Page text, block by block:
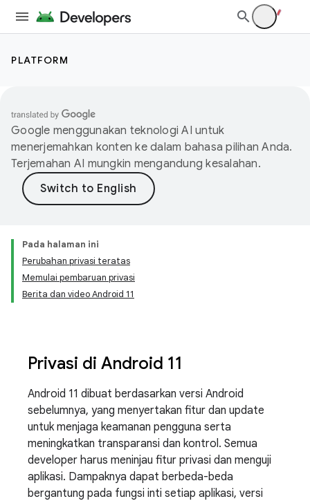
PLATFORM
Google menggunakan teknologi AI untuk
menerjemahkan konten ke dalam bahasa pilihan Anda.
Terjemahan AI mungkin mengandung kesalahan.
Pada halaman ini
Perubahan privasi teratas
Memulai pembaruan privasi
Berita dan video Android 11
Privasi di Android 11
Android 11 dibuat berdasarkan versi Android
sebelumnya, yang menyertakan fitur dan update
untuk menjaga keamanan pengguna serta
meningkatkan transparansi dan kontrol. Semua
developer harus meninjau fitur privasi dan menguji
aplikasi. Dampaknya dapat berbeda-beda
bergantung pada fungsi inti setiap aplikasi, versi